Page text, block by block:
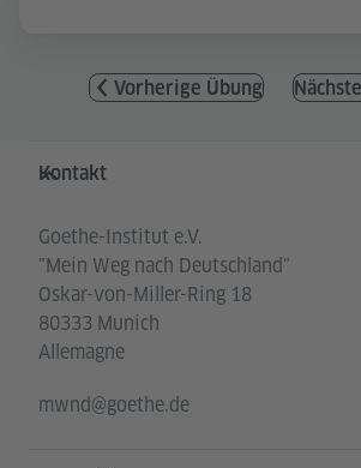
Vorherige Übung
Service- und
Kontakt
Goethe-Institut e.V.
"Mein Weg nach Deutschland"
Oskar-von-Miller-Ring 18
80333 Munich
Allemagne
mwnd@goethe.de